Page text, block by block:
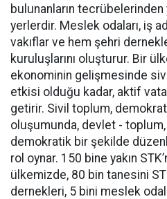
bulunanların tecrübelerinden
yerlerdir. Meslek odaları, iş
vakıflar ve hem şehri
kuruluşlarını oluşturur. Bir
ekonominin gelişmesinde
etkisi olduğu kadar, aktif
getirir. Sivil toplum,
oluşumunda, devlet -
demokratik bir şekilde
rol oynar. 150 bine yakın
ülkemizde, 80 bin tanesini
dernekleri, 5 bini meslek